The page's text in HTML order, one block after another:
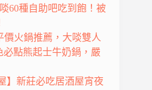
60種自助吧吃到飽！被
價火鍋推薦，大啖雙人
必點熊起士牛奶鍋，嚴
】新莊必吃居酒屋宵夜